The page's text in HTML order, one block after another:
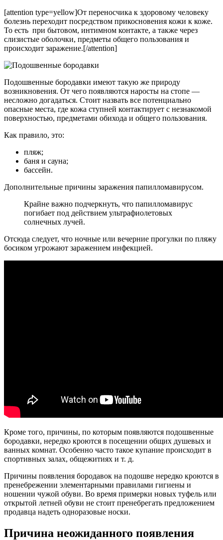
[attention type=yellow]От переносчика к здоровому человеку
болезнь переходит посредством прикосновения кожи к коже.
То есть при бытовом, интимном контакте, а также через
слизистые оболочки, предметы общего пользования и
происходит заражение.[/attention]
Подошвенные бородавки имеют такую же природу
возникновения. От чего появляются наросты на стопе —
несложно догадаться. Стоит назвать все потенциально
опасные места, где кожа ступней контактирует с незнакомой
поверхностью, предметами обихода и общего пользования.
Как правило, это:
пляж;
баня и сауна;
бассейн.
Дополнительные причины заражения папилломавирусом.
Крайне важно подчеркнуть, что папилломавирус
погибает под действием ультрафиолетовых
солнечных лучей.
Отсюда следует, что ночные или вечерние прогулки по пляжу
босиком угрожают заражением инфекцией.
Кроме того, причины, по которым появляются подошвенные
бородавки, нередко кроются в посещении общих душевых и
ванных комнат. Особенно часто такое купание происходит в
спортивных залах, общежитиях и т. д.
Причины появления бородавок на подошве нередко кроются в
пренебрежении элементарными правилами гигиены и
ношении чужой обуви. Во время примерки новых туфель или
открытой летней обуви не стоит пренебрегать предложением
продавца надеть одноразовые носки.
Причина неожиданного появления